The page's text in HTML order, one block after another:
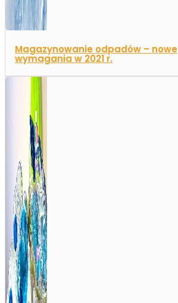
Magazynowanie odpadów – nowe
wymagania w 2021 r.